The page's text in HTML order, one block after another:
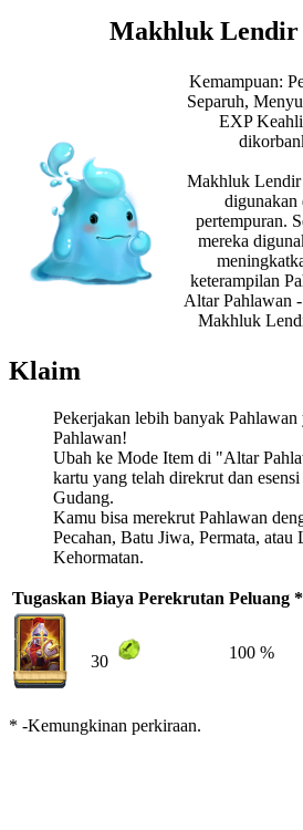
Makhluk Lendir
Kemampuan:
Separuh,
EXP
Makhluk Lendir
digunakan
pertempuran.
mereka
keterampilan
Altar Pahlawan
Makhluk
Klaim
Pekerjakan lebih banyak
Pahlawan!
Ubah ke Mode Item di "Altar
kartu yang telah direkrut dan
Gudang.
Kamu bisa merekrut Pahlawan
Pecahan, Batu Jiwa, Permata, atau
Kehormatan.
Tugaskan Biaya Perekrutan Peluang *
30 100 %
* -Kemungkinan perkiraan.